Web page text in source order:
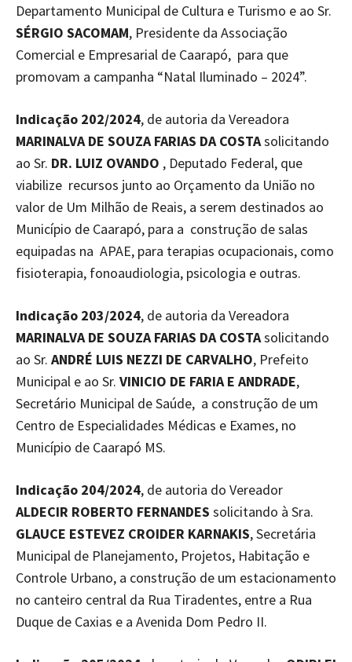
Departamento Municipal de Cultura e Turismo e ao Sr.
SÉRGIO SACOMAM, Presidente da Associação
Comercial e Empresarial de Caarapó, para que
promovam a campanha “Natal Iluminado – 2024”.
Indicação 202/2024, de autoria da Vereadora
MARINALVA DE SOUZA FARIAS DA COSTAsolicitando
ao Sr. DR. LUIZ OVANDO , Deputado Federal, que
viabilize recursos junto ao Orçamento da União no
valor de Um Milhão de Reais, a serem destinados ao
Município de Caarapó, para a construção de salas
equipadas na APAE, para terapias ocupacionais, como
fisioterapia, fonoaudiologia, psicologia e outras.
Indicação 203/2024, de autoria da Vereadora
MARINALVA DE SOUZA FARIAS DA COSTAsolicitando
ao Sr. ANDRÉ LUIS NEZZI DE CARVALHO, Prefeito
Municipal e ao Sr. VINICIO DE FARIA E ANDRADE,
Secretário Municipal de Saúde, a construção de um
Centro de Especialidades Médicas e Exames, no
Município de Caarapó MS.
Indicação 204/2024, de autoria do Vereador
ALDECIR ROBERTO FERNANDES solicitando à Sra.
GLAUCE ESTEVEZ CROIDER KARNAKIS, Secretária
Municipal de Planejamento, Projetos, Habitação e
Controle Urbano, a construção de um estacionamento
no canteiro central da Rua Tiradentes, entre a Rua
Duque de Caxias e a Avenida Dom Pedro II.